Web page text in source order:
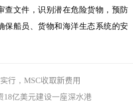
查文件，识别潜在危险货物，预防
保船员、货物和海洋生态系统的安
行，MSC收取新费用
18亿美元建设一座深水港